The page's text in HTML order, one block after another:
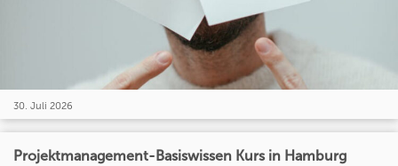
30. Juli 2026
Projektmanagement-Basiswissen Kurs in Hamburg